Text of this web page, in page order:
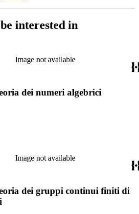
interested in
Image not available
dei numeri algebrici
Image not available
dei gruppi continui finiti di